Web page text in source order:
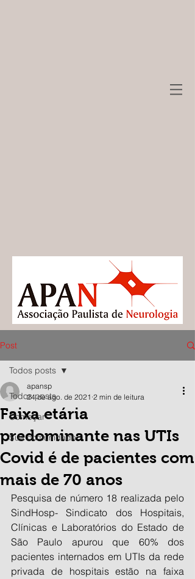
Post
Todos posts
Começar
Sua comunidade
Todos posts
Faixa etária
predominante nas UTIs
Covid é de pacientes com
mais de 70 anos
apansp
24 de ago. de 2021 2 min de leitura
Pesquisa de número 18 realizada pelo
SindHosp- Sindicato dos Hospitais,
Clínicas e Laboratórios do Estado de
São Paulo apurou que 60% dos
pacientes internados em UTIs da rede
privada de hospitais estão na faixa